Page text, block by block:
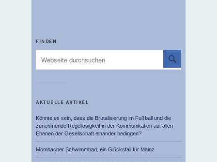
FINDEN
AKTUELLE ARTIKEL
Könnte es sein, dass die Brutalisierung im Fußball und die
zunehmende Regellosigkeit in der Kommunikation auf allen
Ebenen der Gesellschaft einander bedingen?
Mombacher Schwimmbad, ein Glücksfall für Mainz